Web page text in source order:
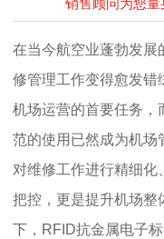
销售顾问为您量
在当今航空业蓬勃发展
修管理工作变得愈发错
机场运营的首要任务，
范的使用已然成为机场
对维修工作进行精细
把控，更是提升机场整
下，RFID抗金属电子